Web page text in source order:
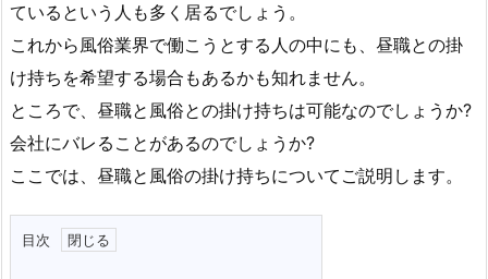
ているという人も多く居るでしょう。
これから風俗業界で働こうとする人の中にも、昼職との掛
け持ちを希望する場合もあるかも知れません。
ところで、昼職と風俗との掛け持ちは可能なのでしょうか?
会社にバレることがあるのでしょうか?
ここでは、昼職と風俗の掛け持ちについてご説明します。
目次